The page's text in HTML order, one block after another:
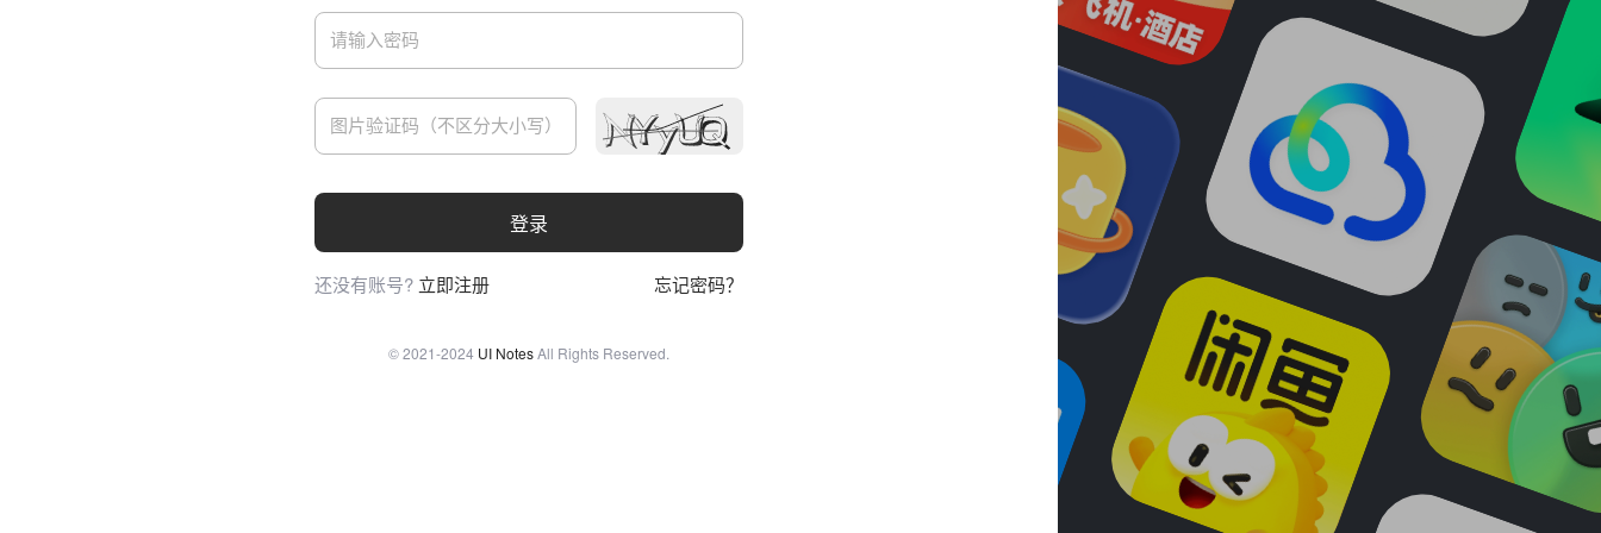
登录
还没有账号? 立即注册 忘记密码？
© 2021-2024 UI NotesAll Rights Reserved.